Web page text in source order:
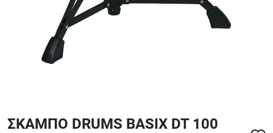
ΣΚΑΜΠΟ DRUMS BASIX DT 100